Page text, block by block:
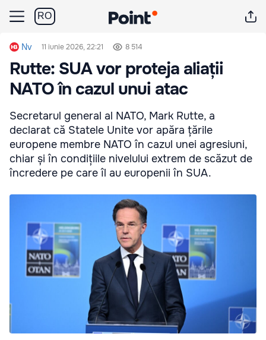
RO
Nv 11 iunie 2026, 22:21 8 514
Rutte: SUA vor proteja aliații
NATO în cazul unui atac
Secretarul general al NATO, Mark Rutte, a
declarat că Statele Unite vor apăra țările
europene membre NATO în cazul unei agresiuni,
chiar și în condițiile nivelului extrem de scăzut de
încredere pe care îl au europenii în SUA.